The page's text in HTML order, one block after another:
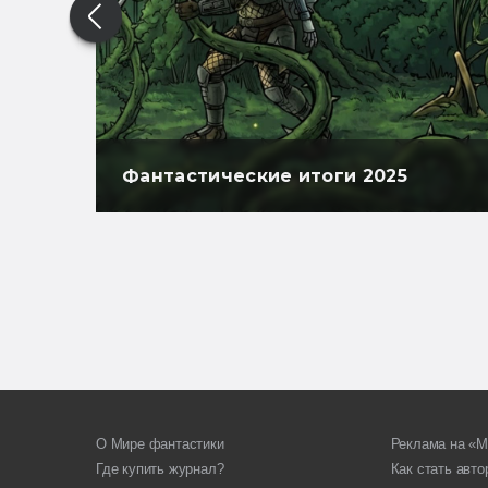
Фантастические итоги 2025
О Мире фантастики
Где купить журнал?
Реклама на
Как стать